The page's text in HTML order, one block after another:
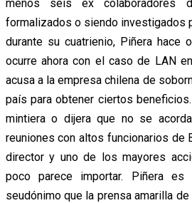
menos seis ex colaboradores
formalizados o siendo investigados
durante su cuatrienio, Piñera hace
ocurre ahora con el caso de LAN
acusa a la empresa chilena de
país para obtener ciertos
mintiera o dijera que no se
reuniones con altos funcionarios de
director y uno de los mayores
poco parece importar. Piñera es
seudónimo que la prensa amarilla